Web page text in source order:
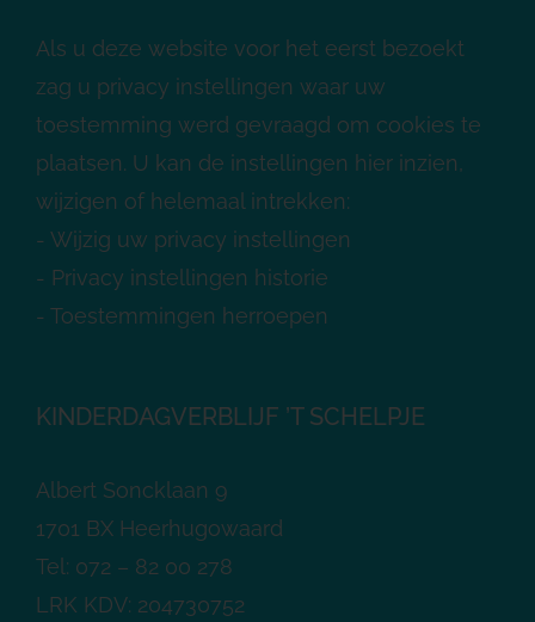
Als u deze website voor het eerst bezoekt
zag u privacy instellingen waar uw
toestemming werd gevraagd om cookies te
plaatsen. U kan de instellingen hier inzien,
wijzigen of helemaal intrekken:
- Wijzig uw privacy instellingen
- Privacy instellingen historie
- Toestemmingen herroepen
KINDERDAGVERBLIJF ’T SCHELPJE
Albert Soncklaan 9
1701 BX Heerhugowaard
Tel: 072 – 82 00 278
LRK KDV: 204730752